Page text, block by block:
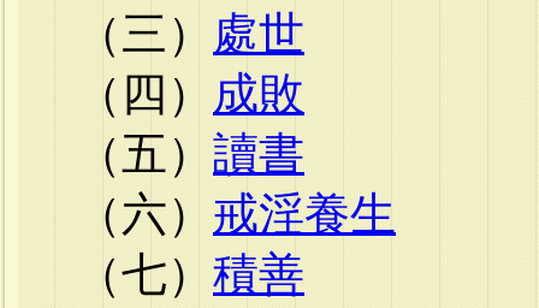
（三） 處世
（四） 成敗
（五） 讀書
（六） 戒淫養生
（七） 積善